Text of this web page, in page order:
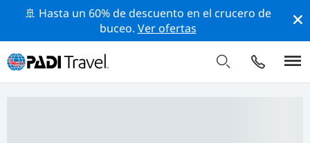
🚢 Hasta un 60% de descuento en el crucero de
buceo. Ver ofertas